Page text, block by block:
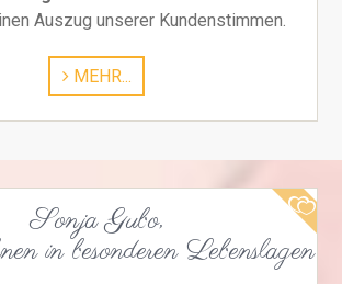
Auszug unserer Kundenstimmen.
MEHR...
Sonja Gubo,
in besonderen Lebenslagen